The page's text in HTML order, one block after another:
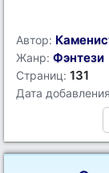
Автор:
Жанр: Фэнтези
Страниц: 131
Дата